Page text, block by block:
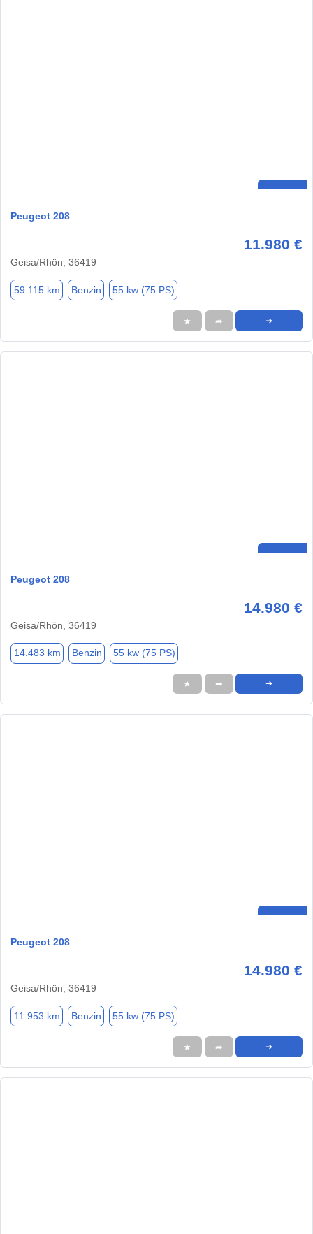
Peugeot 208
11.980 €
Geisa/Rhön, 36419
59.115 km Benzin 55 kw (75 PS)
★ ➦ ➜
Peugeot 208
14.980 €
Geisa/Rhön, 36419
14.483 km Benzin 55 kw (75 PS)
★ ➦ ➜
Peugeot 208
14.980 €
Geisa/Rhön, 36419
11.953 km Benzin 55 kw (75 PS)
★ ➦ ➜